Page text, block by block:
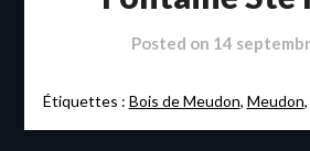
Posted on 14
Étiquettes : Bois de Meudon, Meudon,